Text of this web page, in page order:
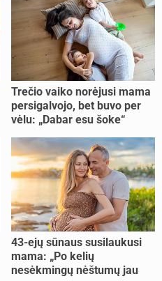
Trečio vaiko norėjusi mama
persigalvojo, bet buvo per
vėlu: „Dabar esu šoke“
43-ejų sūnaus susilaukusi
mama: „Po kelių
nesėkmingų nėštumų jau